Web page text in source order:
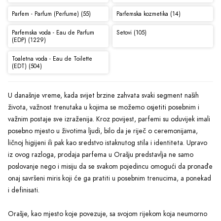
Parfem - Parfum (Perfume) (55) Parfemska kozmetika (14)
Parfemska voda - Eau de Parfum
(EDP) (1229)
Setovi (105)
Toaletna voda - Eau de Toilette
(EDT) (504)
U današnje vreme, kada svijet brzine zahvata svaki segment naših
života, važnost trenutaka u kojima se možemo osjetiti posebnim i
važnim postaje sve izraženija. Kroz povijest, parfemi su oduvijek imali
posebno mjesto u životima ljudi, bilo da je riječ o ceremonijama,
ličnoj higijeni ili pak kao sredstvo istaknutog stila i identiteta. Upravo
iz ovog razloga, prodaja parfema u Orašju predstavlja ne samo
poslovanje nego i misiju da se svakom pojedincu omogući da pronađe
onaj savršeni miris koji će ga pratiti u posebnim trenucima, a ponekad
i definisati.
Orašje, kao mjesto koje povezuje, sa svojom rijekom koja neumorno